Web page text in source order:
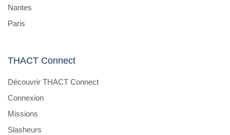
Nantes
Paris
THACT Connect
Découvrir THACT Connect
Connexion
Missions
Slasheurs